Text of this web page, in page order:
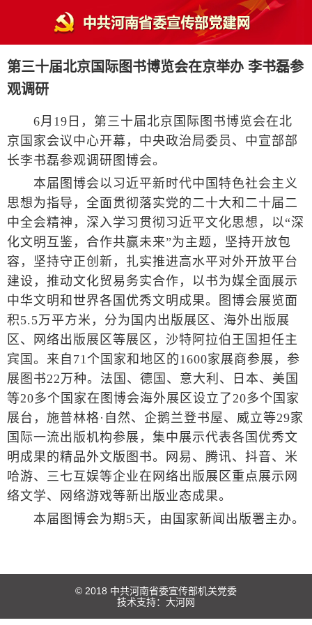
第三十届北京国际图书博览会在京举办 李书磊参
观调研
6月19日，第三十届北京国际图书博览会在北
京国家会议中心开幕，中央政治局委员、中宣部部
长李书磊参观调研图博会。
本届图博会以习近平新时代中国特色社会主义
思想为指导，全面贯彻落实党的二十大和二十届二
中全会精神，深入学习贯彻习近平文化思想，以“深
化文明互鉴，合作共赢未来”为主题，坚持开放包
容，坚持守正创新，扎实推进高水平对外开放平台
建设，推动文化贸易务实合作，以书为媒全面展示
中华文明和世界各国优秀文明成果。图博会展览面
积5.5万平方米，分为国内出版展区、海外出版展
区、网络出版展区等展区，沙特阿拉伯王国担任主
宾国。来自71个国家和地区的1600家展商参展，参
展图书22万种。法国、德国、意大利、日本、美国
等20多个国家在图博会海外展区设立了20多个国家
展台，施普林格·自然、企鹅兰登书屋、威立等29家
国际一流出版机构参展，集中展示代表各国优秀文
明成果的精品外文版图书。网易、腾讯、抖音、米
哈游、三七互娱等企业在网络出版展区重点展示网
络文学、网络游戏等新出版业态成果。
本届图博会为期5天，由国家新闻出版署主办。
© 2018 中共河南省委宣传部机关党委
技术支持： 大河网